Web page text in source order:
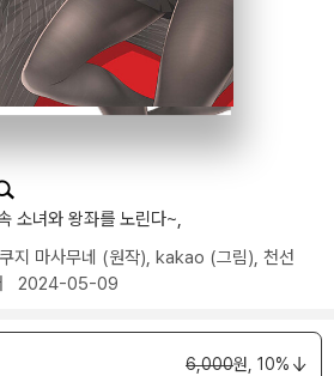
소녀와 왕좌를 노린다~,
쿠지 마사무네 (원작), kakao (그림), 천선
2024-05-09
6,000원, 10%